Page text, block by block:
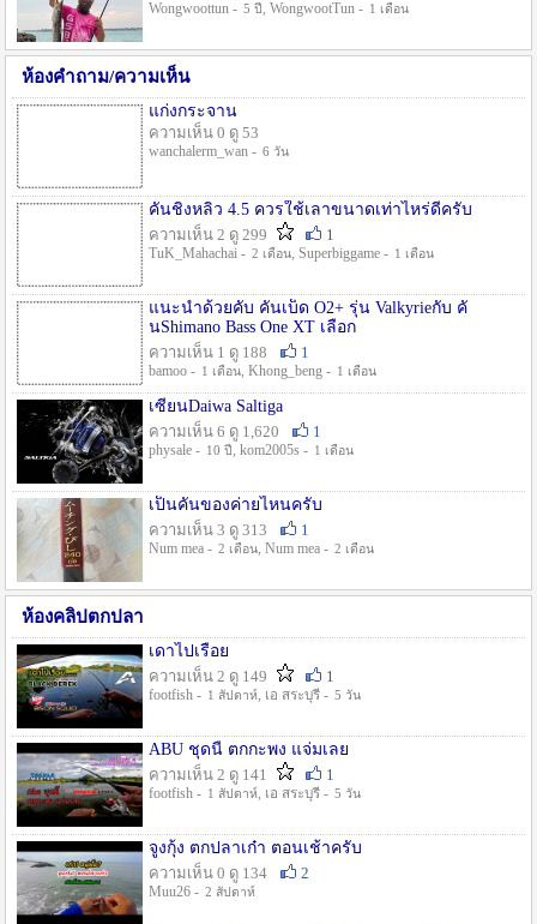
Wongwoottun - 5 ปี , WongwootTun - 1 เดือน
ห้องคำถาม/ความเห็น
แก่งกระจาน
ความเห็น 0 ดู 53
wanchalerm_wan - 6 วัน
คันชิงหลิว 4.5 ควรใช้เลาขนาดเท่าไหร่ดีครับ
ความเห็น 2 ดู 299
1
TuK_Mahachai - 2 เดือน, Superbiggame - 1 เดือน
แนะนำด้วยคับ คันเบ็ด O2+ รุ่น Valkyrieกับ คั
นShimano Bass One XT เลือก
ความเห็น 1 ดู 188
1
bamoo - 1 เดือน, Khong_beng - 1 เดือน
เซียนDaiwa Saltiga
ความเห็น 6 ดู 1,620
1
physale - 10 ปี , kom2005s - 1 เดือน
เป็นคันของค่ายไหนครับ
ความเห็น 3 ดู 313
1
Num mea - 2 เดือน, Num mea - 2 เดือน
ห้องคลิปตกปลา
เดาไปเรื่อย
ความเห็น 2 ดู 149
1
footfish - 1 สัปดาห์, เอ สระบุรี - 5 วัน
ABU ชุดนี้ ตกกะพง แจ่มเลย
ความเห็น 2 ดู 141
1
footfish - 1 สัปดาห์, เอ สระบุรี - 5 วัน
จูงกุ้ง ตกปลาเก๋า ตอนเช้าครับ
ความเห็น 0 ดู 134
2
Muu26 - 2 สัปดาห์